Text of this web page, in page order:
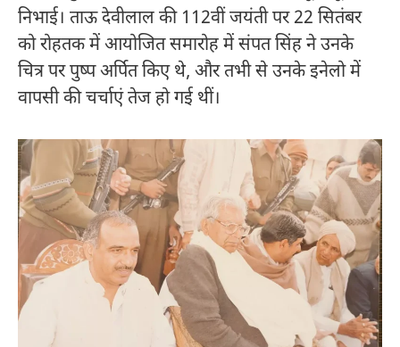
निभाई। ताऊ देवीलाल की 112वीं जयंती पर 22 सितंबर
को रोहतक में आयोजित समारोह में संपत सिंह ने उनके
चित्र पर पुष्प अर्पित किए थे, और तभी से उनके इनेलो में
वापसी की चर्चाएं तेज हो गई थीं।​​